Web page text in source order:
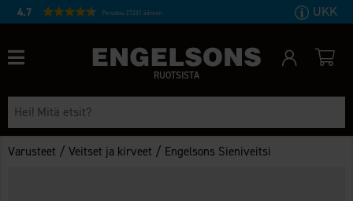
4.7 Perustuu 27231 ääneen UKK
RUOTSISTA
Varusteet /Veitset ja kirveet / Engelsons Sieniveitsi